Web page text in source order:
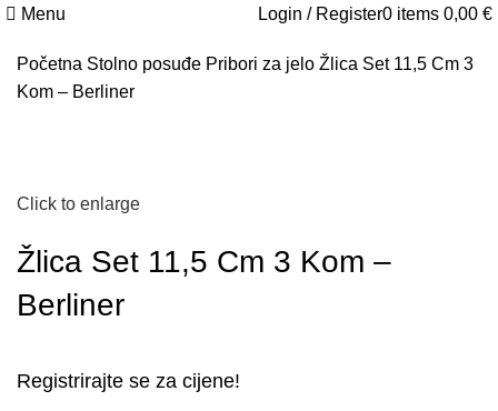
Menu Login / Register0 items 0,00 €
Početna Stolno posuđe Pribori za jelo Žlica Set 11,5 Cm 3
Kom – Berliner
Click to enlarge
Žlica Set 11,5 Cm 3 Kom –
Berliner
Registrirajte se za cijene!